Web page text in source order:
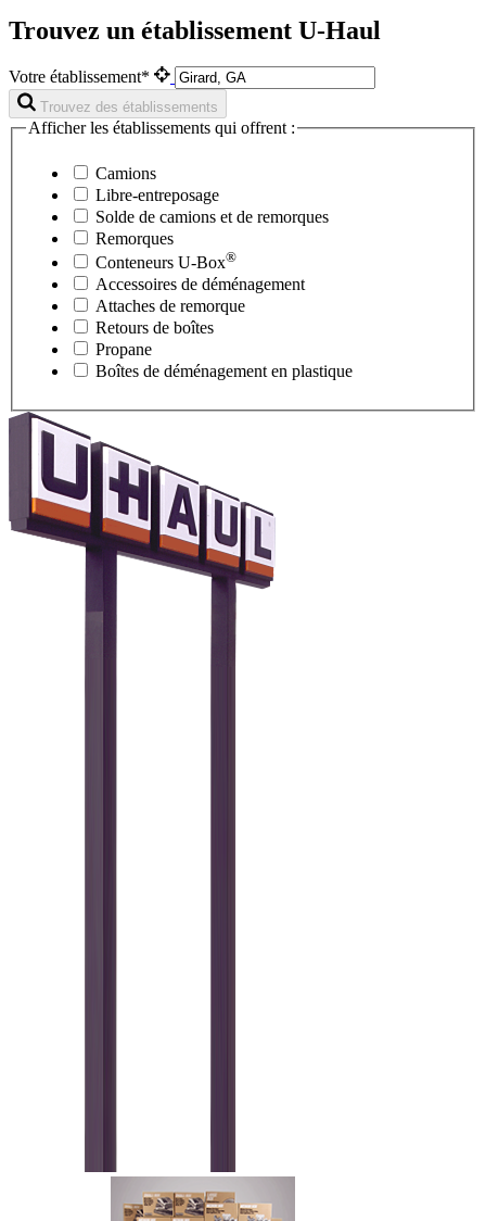
Trouvez un établissement U-Haul
Votre établissement*
Trouvez des établissements
Afficher les établissements qui offrent :
Camions
Libre-entreposage
Solde de camions et de remorques
Remorques
Conteneurs U-Box®
Accessoires de déménagement
Attaches de remorque
Retours de boîtes
Propane
Boîtes de déménagement en plastique